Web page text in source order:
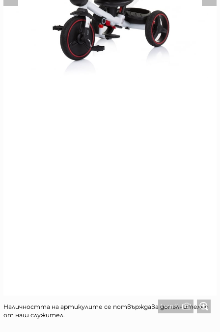
1 от 11
Наличността на артикулите се потвърждава допълнително
от наш служител.